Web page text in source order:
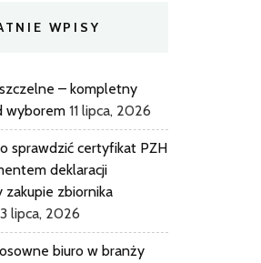
WPISY
– kompletny
wyborem 11 lipca, 2026
sprawdzić certyfikat PZH
deklaracji
zakupie zbiornika
3 lipca, 2026
biuro w branży